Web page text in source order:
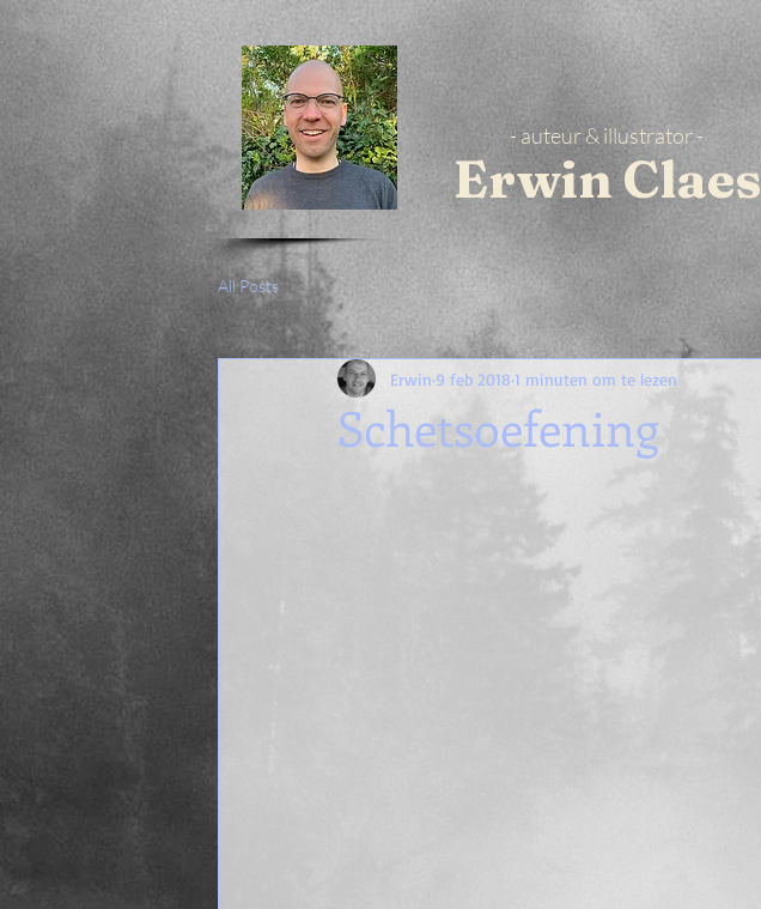
- auteur & illustrator -
Erwin Claes
All Posts
Schetsoefening
Erwin 9 feb 2018 1 minuten om te lezen